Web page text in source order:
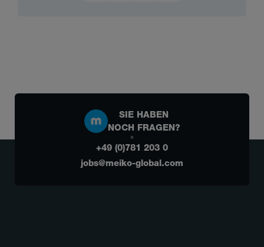
SIE HABEN
NOCH FRAGEN?
+49 (0)781 203 0
jobs@meiko-global.com